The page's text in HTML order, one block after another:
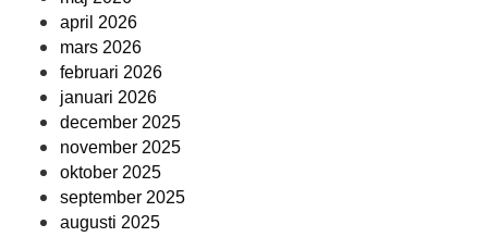
april 2026
mars 2026
februari 2026
januari 2026
december 2025
november 2025
oktober 2025
september 2025
augusti 2025